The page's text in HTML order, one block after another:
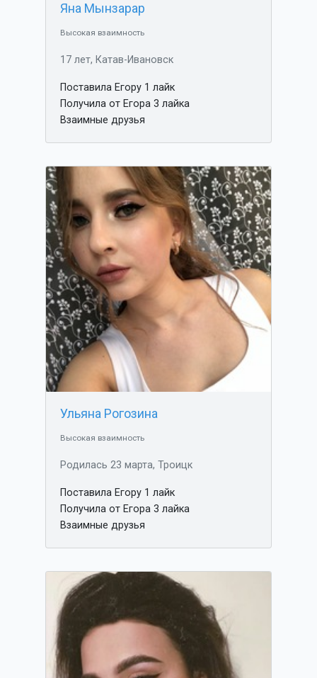
Яна Мынзарар
Высокая взаимность
17 лет, Катав-Ивановск
Поставила Егору 1 лайк
Получила от Егора 3 лайка
Взаимные друзья
Ульяна Рогозина
Высокая взаимность
Родилась 23 марта, Троицк
Поставила Егору 1 лайк
Получила от Егора 3 лайка
Взаимные друзья